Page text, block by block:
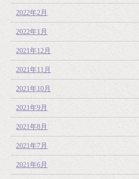
2022年2月
2022年1月
2021年12月
2021年11月
2021年10月
2021年9月
2021年8月
2021年7月
2021年6月